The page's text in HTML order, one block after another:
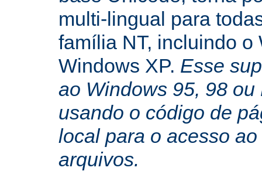
multi-lingual para
família NT, incluindo o
Windows XP. Esse
ao Windows 95, 98
usando o código de
local para o acesso
arquivos.